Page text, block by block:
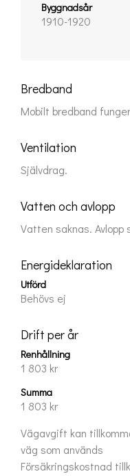
Byggnadsår
1910-1920
Bredband
Mobilt bredband
Ventilation
Självdrag.
Vatten och avlopp
Vatten saknas. Avlopp
Energideklaration
Utförd
Behövs ej
Drift per år
Renhållning
1 803 kr
Summa
1 803 kr
Vägavgift kan
väg som används
Försäkringskostnad